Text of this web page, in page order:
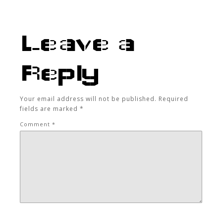
Leave a
Reply
Your email address will not be published. Required
fields are marked *
Comment *